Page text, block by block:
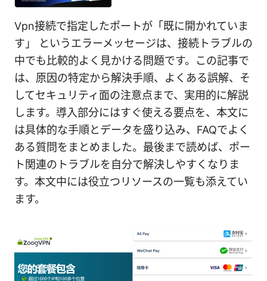
Vpn接続で指定したポートが「既に開かれていま
す」 というエラーメッセージは、接続トラブルの
中でも比較的よく見かける問題です。この記事で
は、原因の特定から解決手順、よくある誤解、そ
してセキュリティ面の注意点まで、実用的に解説
します。導入部分にはすぐ使える要点を、本文に
は具体的な手順とデータを盛り込み、FAQでよく
ある質問をまとめました。最後まで読めば、ポー
ト関連のトラブルを自分で解決しやすくなりま
す。本文中には役立つリソースの一覧も添えてい
ます。